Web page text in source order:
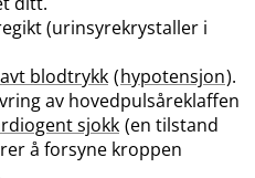
(urinsyrekrystaller i
blodtrykk (hypotensjon).
av hovedpulsåreklaffen
sjokk (en tilstand
å forsyne kroppen